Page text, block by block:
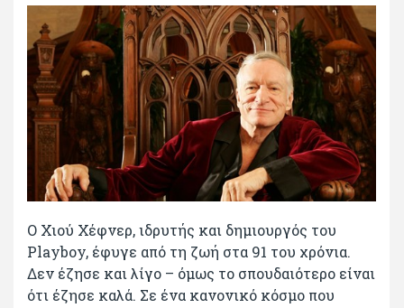
Ο Χιού Χέφνερ, ιδρυτής και δημιουργός του
Playboy, έφυγε από τη ζωή στα 91 του χρόνια.
Δεν έζησε και λίγο – όμως το σπουδαιότερο είναι
ότι έζησε καλά. Σε ένα κανονικό κόσμο που